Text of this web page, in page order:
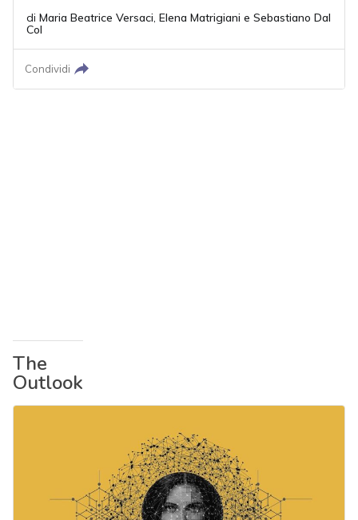
di Maria Beatrice Versaci, Elena Matrigiani e Sebastiano Dal
Col
Condividi
The
Outlook